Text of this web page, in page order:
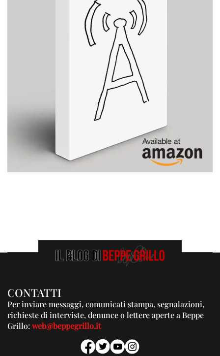
CONTATTI
Per inviare messaggi, comunicati stampa, segnalazioni,
richieste di interviste, denunce o lettere aperte a Beppe
Grillo:web@beppegrillo.it